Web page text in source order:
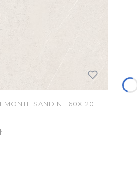
SAND NT 60X120